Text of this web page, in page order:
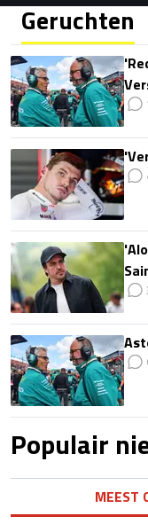
Geruchten
Populair
MEEST